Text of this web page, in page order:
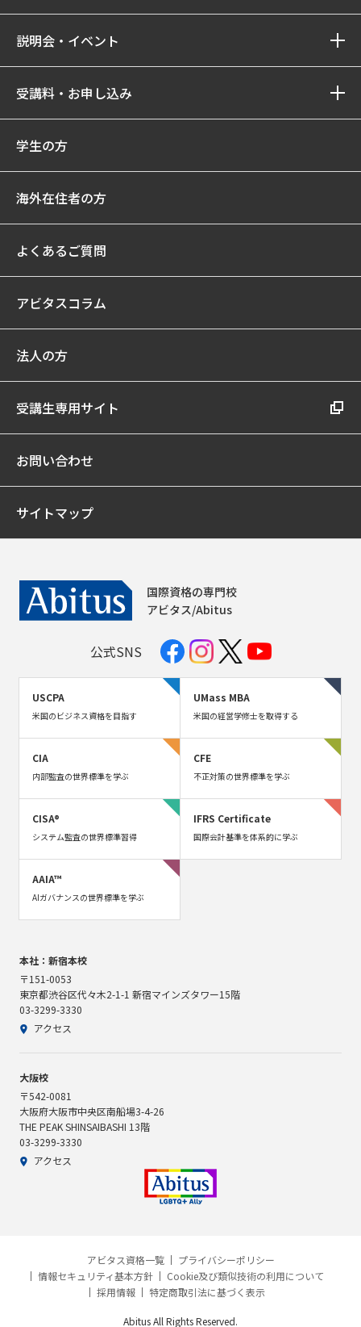
説明会・イベント
受講料・お申し込み
学生の方
海外在住者の方
よくあるご質問
アビタスコラム
法人の方
受講生専用サイト
お問い合わせ
サイトマップ
国際資格の専門校
アビタス/Abitus
公式SNS
USCPA
米国のビジネス資格を目指す
UMass MBA
米国の経営学修士を取得する
CIA
内部監査の世界標準を学ぶ
CFE
不正対策の世界標準を学ぶ
CISA®
システム監査の世界標準習得
IFRS Certificate
国際会計基準を体系的に学ぶ
AAIA™
AIガバナンスの世界標準を学ぶ
本社：新宿本校
〒151-0053
東京都渋谷区代々木2-1-1 新宿マインズタワー15階
03-3299-3330
アクセス
大阪校
〒542-0081
大阪府大阪市中央区南船場3-4-26
THE PEAK SHINSAIBASHI 13階
03-3299-3330
アクセス
アビタス資格一覧
プライバシーポリシー
情報セキュリティ基本方針
Cookie及び類似技術の利用について
採用情報
特定商取引法に基づく表示
Abitus All Rights Reserved.